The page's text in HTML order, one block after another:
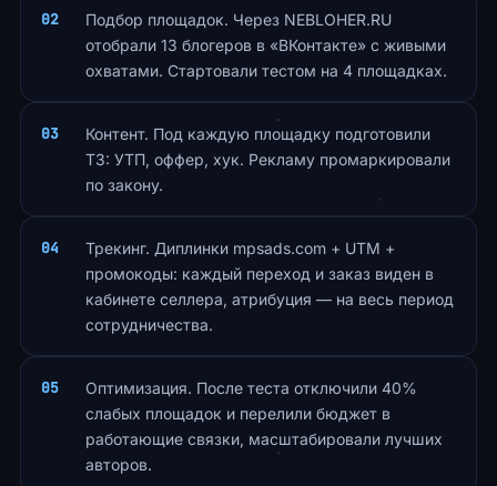
Подбор площадок. Через NEBLOHER.RU
отобрали 13 блогеров в «ВКонтакте» с живыми
охватами. Стартовали тестом на 4 площадках.
Контент. Под каждую площадку подготовили
ТЗ: УТП, оффер, хук. Рекламу промаркировали
по закону.
Трекинг. Диплинки mpsads.com + UTM +
промокоды: каждый переход и заказ виден в
кабинете селлера, атрибуция — на весь период
сотрудничества.
Оптимизация. После теста отключили 40%
слабых площадок и перелили бюджет в
работающие связки, масштабировали лучших
авторов.